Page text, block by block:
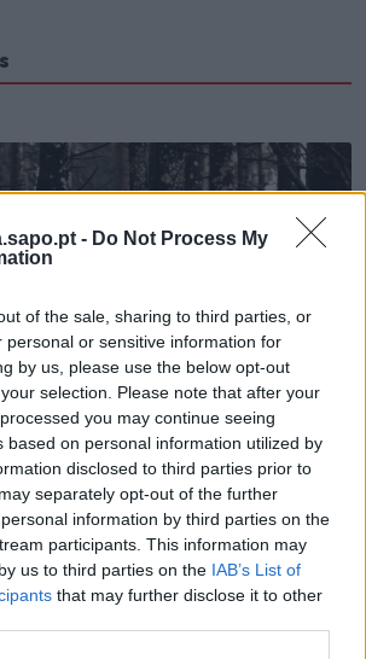
- Do Not Process My
of the sale, sharing to third parties, or
personal or sensitive information for
by us, please use the below opt-out
selection. Please note that after your
you may continue seeing
based on personal information utilized by
disclosed to third parties prior to
separately opt-out of the further
information by third parties on the
participants. This information may
us to third parties on the IAB’s List of
that may further disclose it to other
anos detido por incêndio